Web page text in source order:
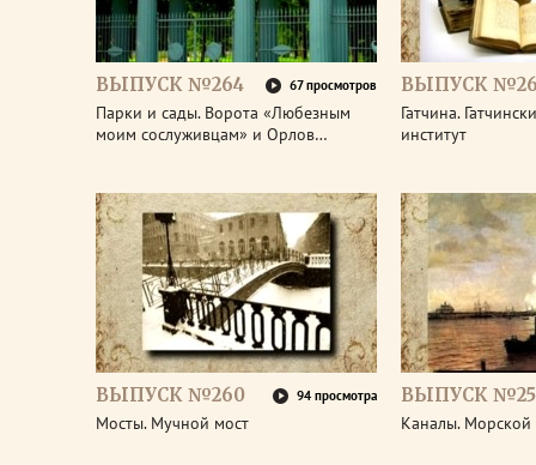
ВЫПУСК №264 67 просмотров
Парки и сады. Ворота «Любезным
моим сослуживцам» и Орлов…
ВЫПУСК
Гатчина.
институт
ВЫПУСК №260 94 просмотра
Мосты. Мучной мост
ВЫПУСК
Каналы. Морской